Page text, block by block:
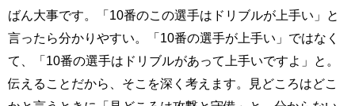
ばん大事です。「10番のこの選手はドリブルが上手い」と
言ったら分かりやすい。「10番の選手が上手い」ではなく
て、「10番の選手はドリブルがあって上手いですよ」と。
伝えることだから、そこを深く考えます。見どころはどこ